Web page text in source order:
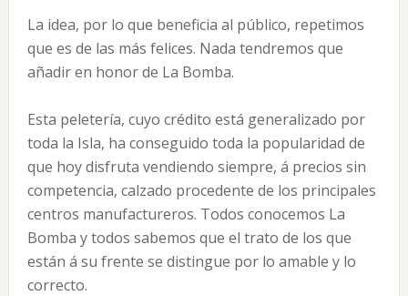
La idea, por lo que beneficia al público, repetimos
que es de las más felices. Nada tendremos que
añadir en honor de La Bomba.
Esta peletería, cuyo crédito está generalizado por
toda la Isla, ha conseguido toda la popularidad de
que hoy disfruta vendiendo siempre, á precios sin
competencia, calzado procedente de los principales
centros manufactureros. Todos conocemos La
Bomba y todos sabemos que el trato de los que
están á su frente se distingue por lo amable y lo
correcto.